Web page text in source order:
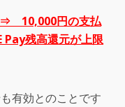
10,000円の支払
Pay残高還元が上限
有効とのことです